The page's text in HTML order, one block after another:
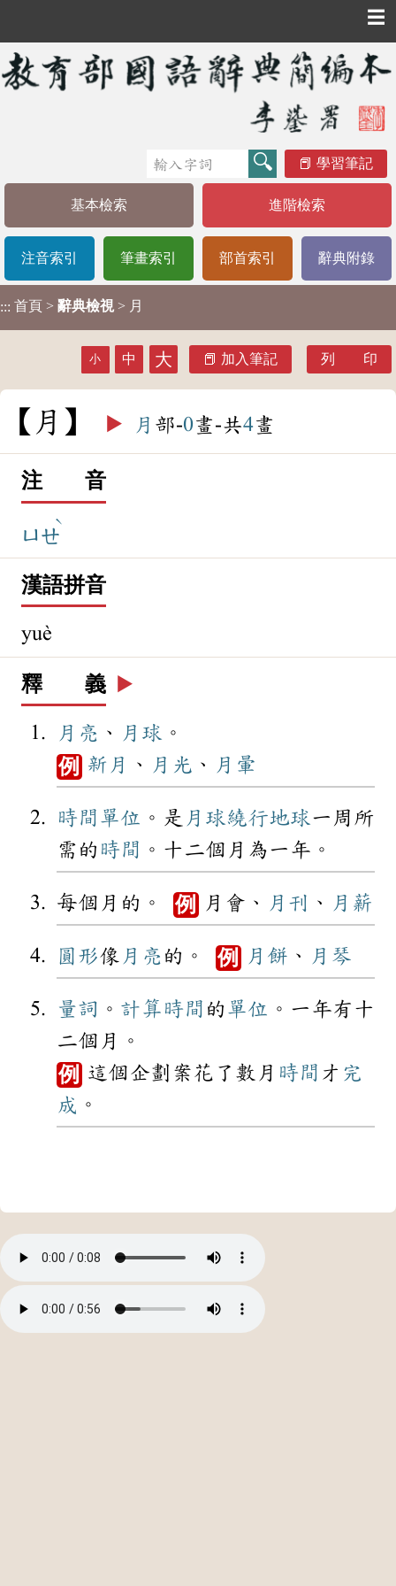
☰
學習筆記
基本檢索 進階檢索
注音索引 筆畫索引 部首索引 辭典附錄
::: 首頁 > 辭典檢視 > 月
小 中 大 加入筆記 列 印
月 ▶️ 月 部-0畫-共4畫
注 音
ㄩㄝ
ˋ
漢語拼音
yuè
釋 義 ▶️
月亮 、 月球 。
例 新月 、 月光 、 月暈
時間 單位 。是 月球繞行地球一周所
需的 時間 。十二個月為一年。
每個月的。 例 月會、 月刊 、 月薪
圓形像 月亮 的。 例 月餅 、 月琴
量詞 。 計算 時間 的 單位 。一年有十
二個月。
例 這個企劃案花了數月 時間 才 完
成 。